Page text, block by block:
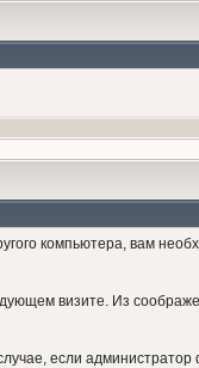
компьютера, вам
визите. Из
если